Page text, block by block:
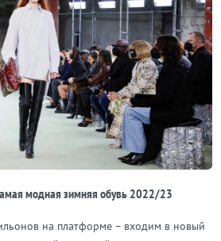
модная зимняя обувь 2022/23
на платформе – входим в новый